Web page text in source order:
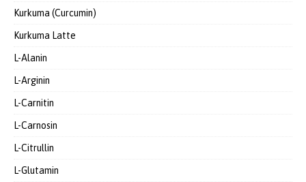
Kurkuma (Curcumin)
Kurkuma Latte
L-Alanin
L-Arginin
L-Carnitin
L-Carnosin
L-Citrullin
L-Glutamin